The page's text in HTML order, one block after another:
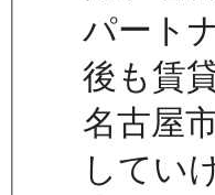
パート
後も賃
名古屋
してい